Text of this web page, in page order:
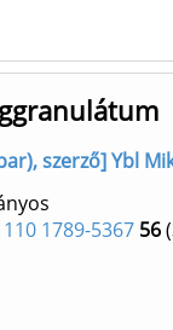
szerző] Ybl
1789-5367 56